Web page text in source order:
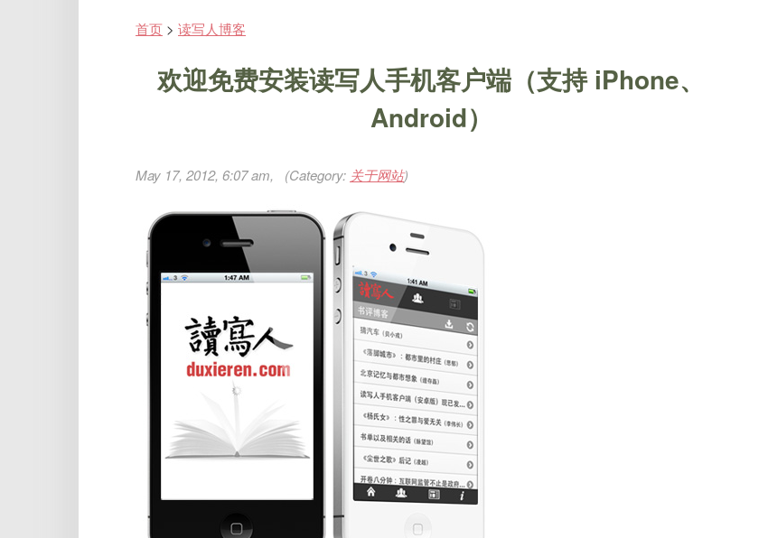
首页 > 读写人博客
欢迎免费安装读写人手机客户端（支持 iPhone、
Android）
May 17, 2012, 6:07 am, (Category: 关于网站)